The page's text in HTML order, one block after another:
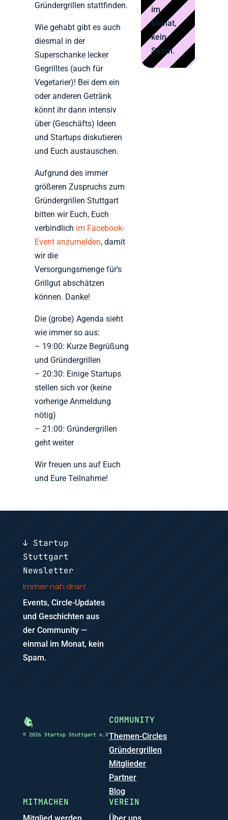
Gründergrillen stattfinden.
Wie gehabt gibt es auch
diesmal in der
Superschanke lecker
Gegrilltes (auch für
Vegetarier)! Bei dem ein
oder anderen Getränk
könnt ihr dann intensiv
über (Geschäfts) Ideen
und Startups diskutieren
und Euch austauschen.
Aufgrund des immer
größeren Zuspruchs zum
Gründergrillen Stuttgart
bitten wir Euch, Euch
verbindlich im Facebook-
Event anzumelden, damit
wir die
Versorgungsmenge für’s
Grillgut abschätzen
können. Danke!
Die (grobe) Agenda sieht
wie immer so aus:
– 19:00: Kurze Begrüßung
und Gründergrillen
– 20:30: Einige Startups
stellen sich vor (keine
vorherige Anmeldung
nötig)
– 21:00: Gründergrillen
geht weiter
Wir freuen uns auf Euch
und Eure Teilnahme!
im
Monat,
kein
Spam.
↓ Startup
Stuttgart
Newsletter
Immer nah dran!
Events, Circle-Updates
und Geschichten aus
der Community —
einmal im Monat, kein
Spam.
© 2026 Startup Stuttgart e.V
COMMUNITY
Themen-Circles
Gründergrillen
Mitglieder
Partner
Blog
MITMACHEN VEREIN